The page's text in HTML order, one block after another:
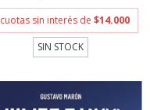
cuotas sin interés de $14.000
SIN STOCK